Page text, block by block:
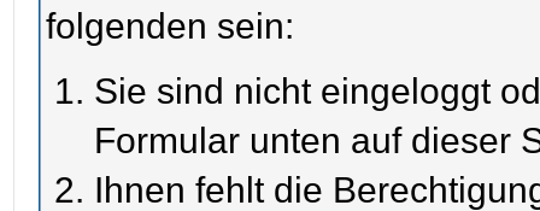
folgenden sein:
Sie sind nicht eingeloggt
Formular unten auf dieser
Ihnen fehlt die